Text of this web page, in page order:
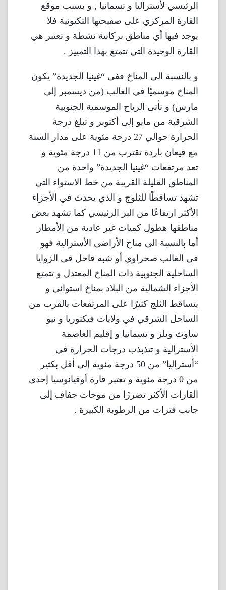
الرئيسي لأستراليا و تسمانيا , و بسبب موقع
القارة المركزي على صفيحتها التكتونية فلا
يوجد فيها أي مناطق بركانية نشطة و تعتبر هي
القارة الوحيدة التي تتمتع بهذا التمييز .
و بالنسبة الى المناخ ففى “غينيا الجديدة” يكون
المناخ موسميًا في الغالب (من ديسمبر إلى
مارس) و تأتى الرياح الموسمية الجنوبية
الشرقية من مايو إلى أكتوبر و تبلغ درجة
الحرارة حوالي 27 درجة مئوية على مدار السنة
مع قيعان باردة تقترب من 11 درجة مئوية و
تعد مرتفعات “غينيا الجديدة” واحدة من
المناطق القليلة القريبة من خط الاستواء التي
تشهد تساقطًا للثلوج و الذي يحدث في الأجزاء
الأكثر ارتفاعًا من البر الرئيسي كما تشهد بعض
مناطقها هطول كميات غير عادية من الأمطار
أما بالنسبة الى مناخ الأراضى الأسترالية فهو
في الغالب صحراوي أو شبه قاحل فى الزوايا
الساحلية الجنوبية ذات المناخ المعتدل و تتمتع
الأجزاء الشمالية من البلاد بمناخ استوائي و
يتساقط الثلج كثيرًا على المرتفعات بالقرب من
الساحل الشرقي في ولايات فيكتوريا و نيو
ساوث ويلز و تسمانيا و إقليم العاصمة
الأسترالية و تتذبذب درجات الحرارة في
“أستراليا” من 50 درجة مئوية إلى أقل بكثير
من 0 درجة مئوية و تعتبر قارة أوقيانوسيا إحدى
القارات الأكثر تضررًا من موجات جفاف إلى
جانب فترات من الرطوبة الكبيرة .